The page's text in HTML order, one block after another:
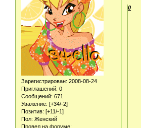
Зарегистрирован: 2008-08-24
Приглашений: 0
Сообщений: 671
Уважение: [+34/-2]
Позитив: [+11/-1]
Пол: Женский
Провел на форуме:
0